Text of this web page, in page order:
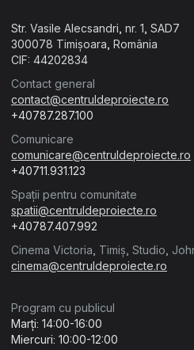
Str. Vasile Alecsandri, nr. 1, SAD7
300078 Timișoara, România
CIF: 44202834
Contact general
contact@centruldeproiecte.ro
+40787.287.100
Comunicare
comunicare@centruldeproiecte.ro
+40711.931.123
Spații pentru comunitate
spatii@centruldeproiecte.ro
+40787.407.992
Cinema Victoria, Timiș, Studio,
cinema@centruldeproiecte.ro
Program cu publicul
Marți: 14:00-16:00
Miercuri: 10:00-12:00